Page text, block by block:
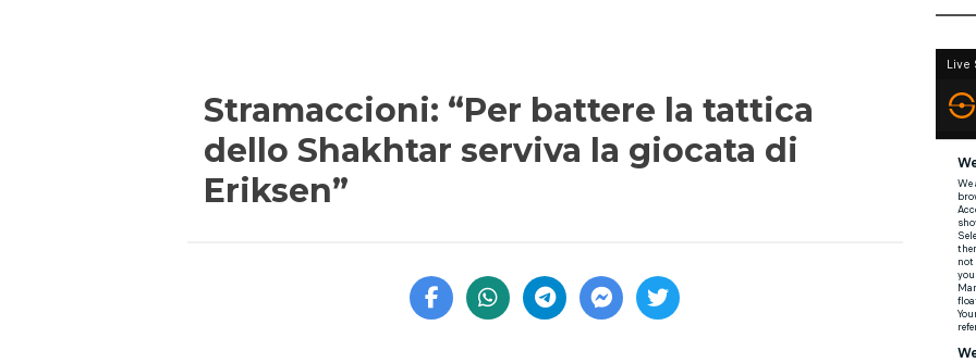
Stramaccioni: “Per battere la tattica
dello Shakhtar serviva la giocata di
Eriksen”